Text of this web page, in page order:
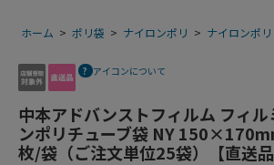
ホーム > ポリ袋 > ナイロンポリ > ナイロンポ
アイコンについて
中本アドバンストフィルム フィ
ンポリチューブ袋 NY
枚/袋（ご注文単位25袋）【直送品